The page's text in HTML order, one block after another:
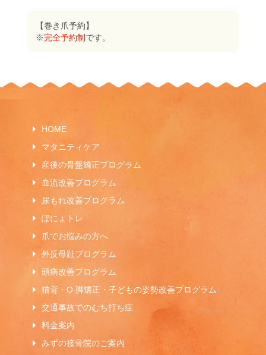
【巻き爪予約】
※完全予約制です。
HOME
マタニティケア
産後の骨盤矯正プログラム
血流改善プログラム
尿もれ改善プログラム
ぽにょトレ
爪でお悩みの方へ
外反母趾プログラム
頭痛改善プログラム
猫背・O 脚矯正・子どもの姿勢改善プログラム
交通事故でのむち打ち症
料金案内
みずの接骨院のご案内